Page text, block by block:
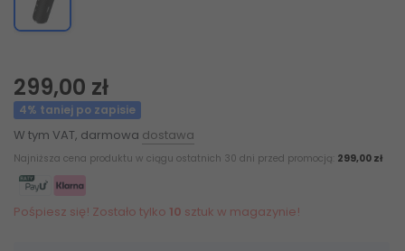
299,00 zł
4% taniej po zapisie
W tym VAT, darmowa dostawa
Najniższa cena produktu w ciągu ostatnich 30 dni przed promocją: 299,00 zł
Pośpiesz się! Zostało tylko 10 sztuk w magazynie!